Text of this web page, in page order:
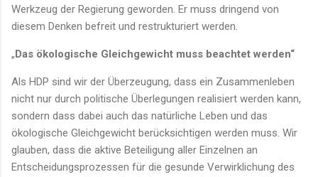
Werkzeug der Regierung geworden. Er muss dringend von
diesem Denken befreit und restrukturiert werden.
„Das ökologische Gleichgewicht muss beachtet werden“
Als HDP sind wir der Überzeugung, dass ein Zusammenleben
nicht nur durch politische Überlegungen realisiert werden kann,
sondern dass dabei auch das natürliche Leben und das
ökologische Gleichgewicht berücksichtigen werden muss. Wir
glauben, dass die aktive Beteiligung aller Einzelnen an
Entscheidungsprozessen für die gesunde Verwirklichung des